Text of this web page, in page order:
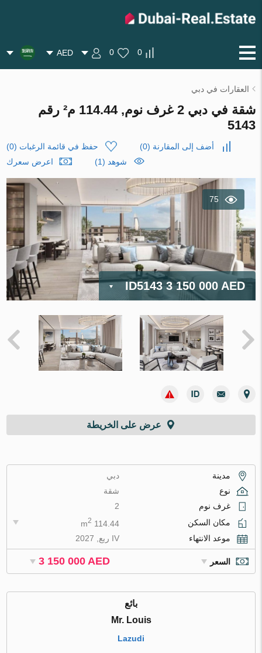
0
0
AED
العقارات في دبي
شقة في دبي 2 غرف نوم, 114.44 م² رقم
5143
أضف إلى المقارنة (
0
) حفظ في قائمة الرغبات (
0
)
شوهد (1)
اعرض سعرك
75
ID51433 150 000 AED
عرض على الخريطة
مدينة
دبي
نوع
شقة
غرف نوم
2
مكان السكن
114.44 m
2
موعد الانتهاء IV ربع, 2027
السعر 3 150 000 AED
بائع
Mr. Louis
Lazudi